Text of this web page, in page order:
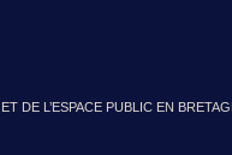
DE L’ESPACE PUBLIC EN